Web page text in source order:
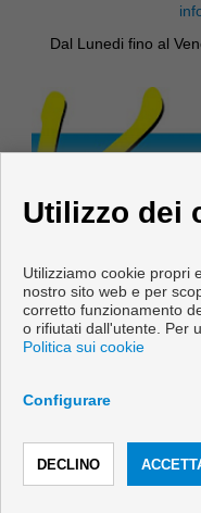
Dal Lunedi fino al
Sviluppato vicino
Utilizzo dei
Utilizziamo cookie propri
nostro sito web e per
corretto funzionamento
o rifiutati dall'utente. Per
Politica sui cookie
Configurare